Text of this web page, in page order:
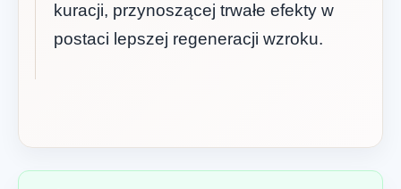
kuracji, przynoszącej trwałe efekty w
postaci lepszej regeneracji wzroku.